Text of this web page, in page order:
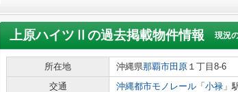
上原ハイツⅡ の過去掲載物件情報 現況
所在地 沖縄県那覇市田原 １丁目8-6
交通
沖縄都市モノレール 「 小禄 」